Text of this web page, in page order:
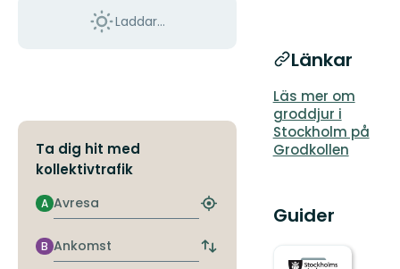
Laddar...
Ta dig hit med
kollektivtrafik
Avresa
A
Hitta
hållplats
Ankomst
B
Byt
Länkar
Läs mer om
groddjur i
Stockholm på
Grodkollen
Guider